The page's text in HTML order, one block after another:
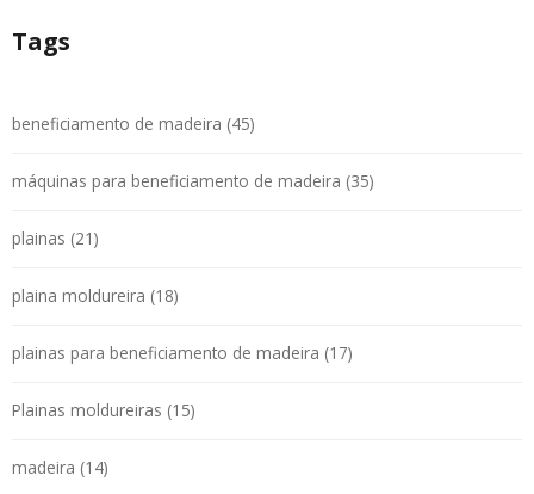
Tags
beneficiamento de madeira (45)
máquinas para beneficiamento de madeira (35)
plainas (21)
plaina moldureira (18)
plainas para beneficiamento de madeira (17)
Plainas moldureiras (15)
madeira (14)